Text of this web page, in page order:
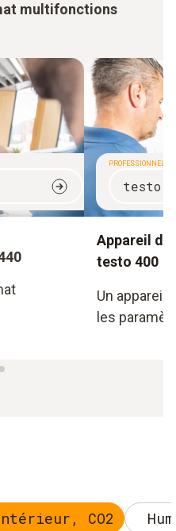
multifonctions
PROFESSIONNEL
testo
Appareil de
testo 400
Un appareil
les
CO2